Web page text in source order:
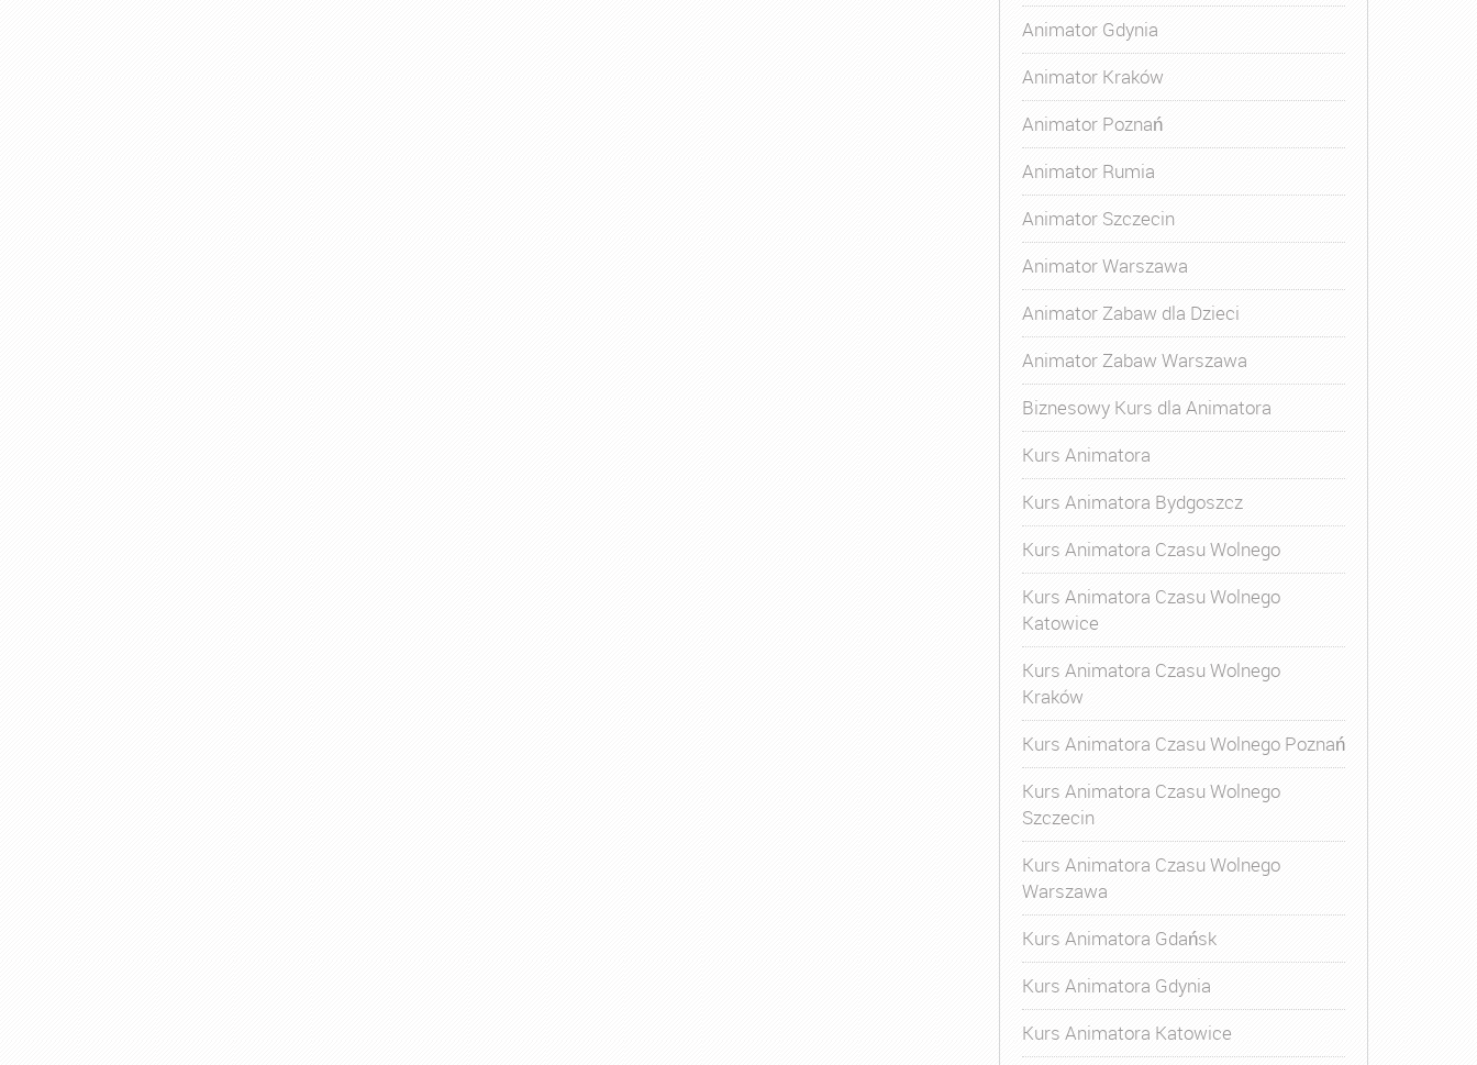
Animator Gdynia
Animator Kraków
Animator Poznań
Animator Rumia
Animator Szczecin
Animator Warszawa
Animator Zabaw dla Dzieci
Animator Zabaw Warszawa
Biznesowy Kurs dla Animatora
Kurs Animatora
Kurs Animatora Bydgoszcz
Kurs Animatora Czasu Wolnego
Kurs Animatora Czasu Wolnego
Katowice
Kurs Animatora Czasu Wolnego
Kraków
Kurs Animatora Czasu Wolnego Poznań
Kurs Animatora Czasu Wolnego
Szczecin
Kurs Animatora Czasu Wolnego
Warszawa
Kurs Animatora Gdańsk
Kurs Animatora Gdynia
Kurs Animatora Katowice